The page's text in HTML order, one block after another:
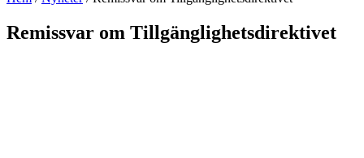
Remissvar om Tillgänglighetsdirektivet